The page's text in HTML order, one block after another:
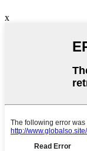
x